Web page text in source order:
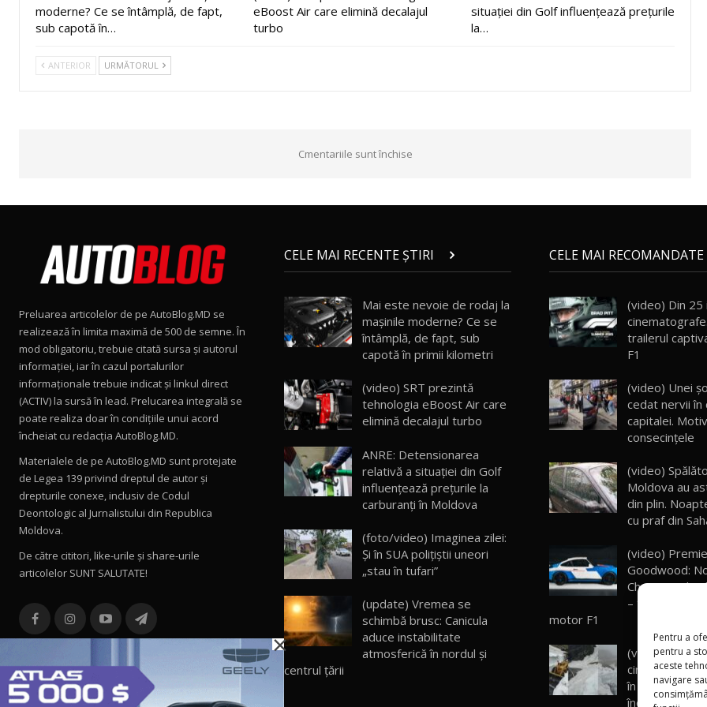
Pentru a
pentru a
aceste
navigare
moderne? Ce se întâmplă, de fapt,
sub capotă în…
eBoost Air care elimină decalajul
turbo
situației din Golf influențează prețurile
la…
ANTERIOR URMĂTORUL
Cmentariile sunt închise
Preluarea articolelor de pe AutoBlog.MD se
realizează în limita maximă de 500 de semne. În
mod obligatoriu, trebuie citată sursa și autorul
informației, iar în cazul portalurilor
informaționale trebuie indicat și linkul direct
(ACTIV) la sursă în lead. Prelucarea integrală se
poate realiza doar în condițiile unui acord
încheiat cu redacţia AutoBlog.MD.
Materialele de pe AutoBlog.MD sunt protejate
de Legea 139 privind dreptul de autor și
drepturile conexe, inclusiv de Codul
Deontologic al Jurnalistului din Republica
Moldova.
De către cititori, like-urile şi share-urile
articolelor SUNT SALUTATE!
CELE MAI RECENTE ȘTIRI
Mai este nevoie de rodaj la
mașinile moderne? Ce se
întâmplă, de fapt, sub
capotă în primii kilometri
(video) SRT prezintă
tehnologia eBoost Air care
elimină decalajul turbo
ANRE: Detensionarea
relativă a situației din Golf
influențează prețurile la
carburanți în Moldova
(foto/video) Imaginea zilei:
Și în SUA polițiștii uneori
„stau în tufari”
(update) Vremea se
schimbă brusc: Canicula
aduce instabilitate
atmosferică în nordul și
centrul țării
CELE MAI RECOMANDATE
(video) Din 25
trailerul
F1
(video) Unei
cedat nervii în
capitalei.
consecințele
(video)
Moldova au
din plin.
cu praf din
(video)
Goodwood:
– trei mașini
motor F1
(video)
circulă pe
în aceste zile,
început de
×